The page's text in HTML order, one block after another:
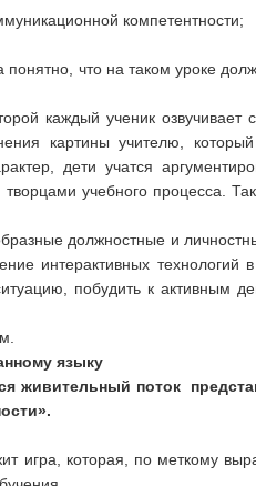
компетентности;
что на таком уроке
каждый ученик озвучивает
картины учителю,
дети учатся
творцами учебного процесса.
должностные и
интерактивных технологий
побудить к активным
языку
живительный поток
игра, которая, по меткому